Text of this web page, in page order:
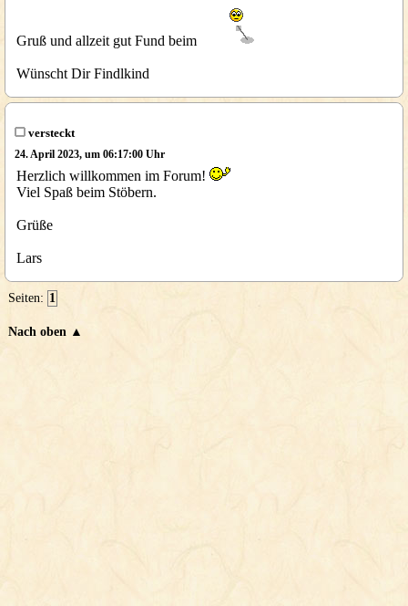
Gruß und allzeit gut Fund beim
Wünscht Dir Findlkind
versteckt
24. April 2023, um 06:17:00 Uhr
Herzlich willkommen im Forum!
Viel Spaß beim Stöbern.
Grüße
Lars
Seiten: 1
Nach oben ▲